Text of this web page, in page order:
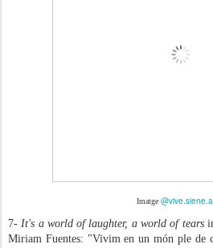
Imatge
7- It's a world of laughter, a world of tears
Miriam Fuentes: "Vivim en un món ple de